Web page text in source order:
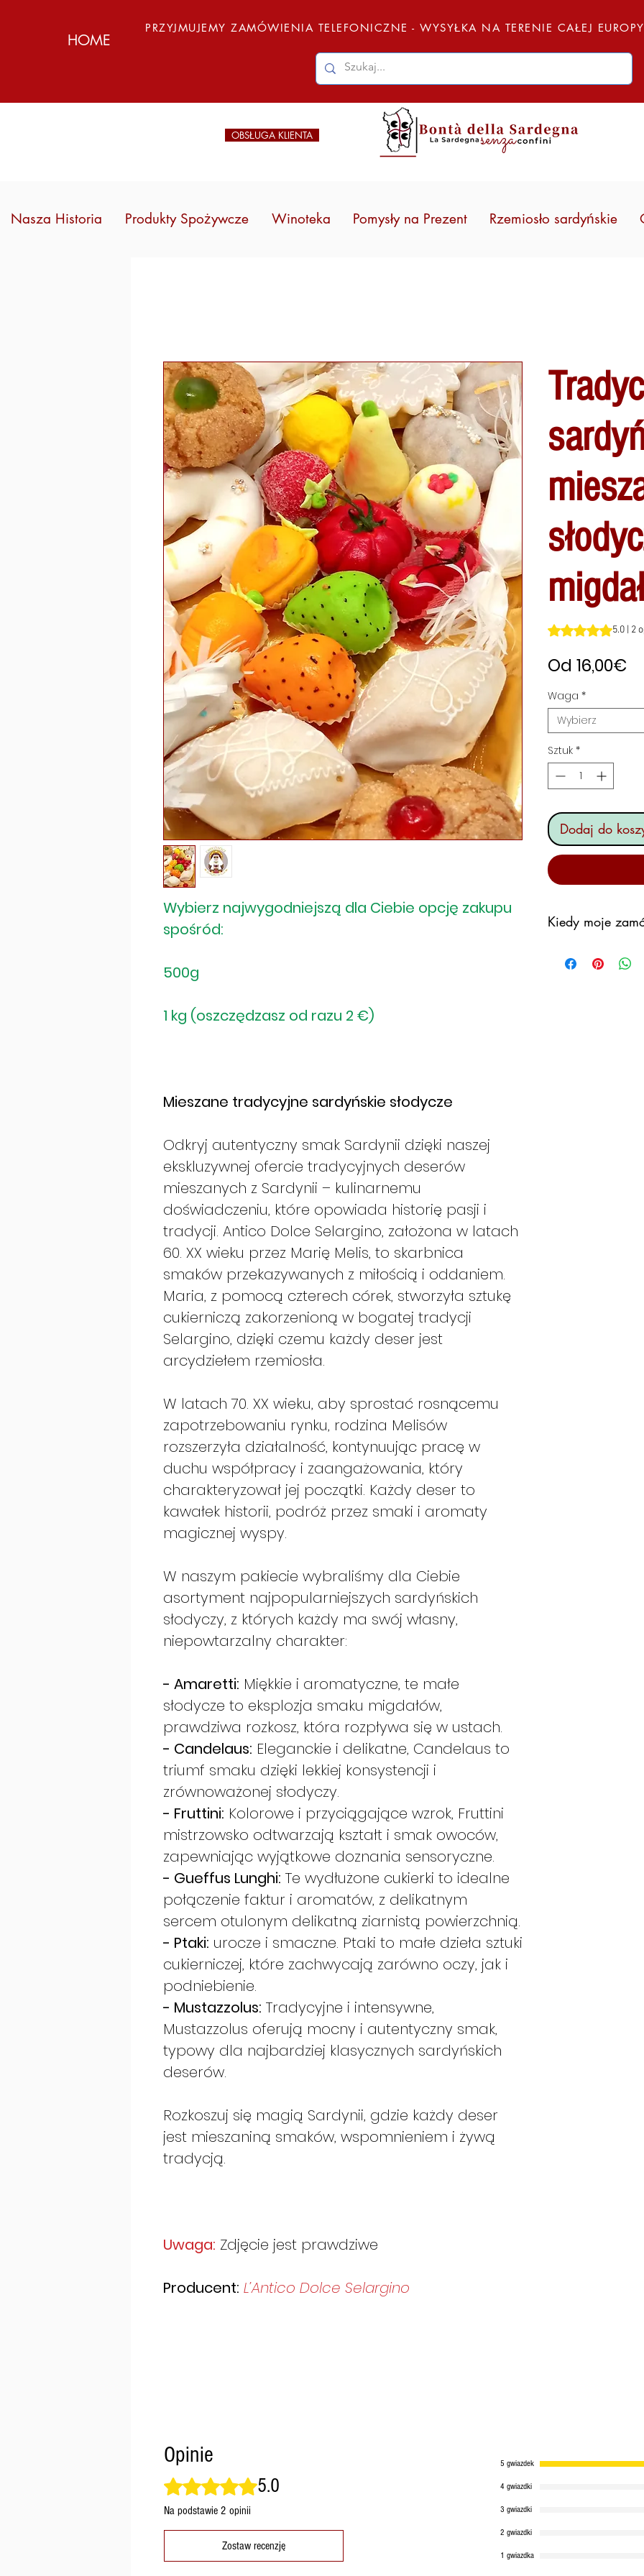
HOME
PRZYJMUJEMY ZAMÓWIENIA TELEFONICZNE - WYSYŁKA NA TERENIE CAŁEJ
OBSŁUGA KLIENTA
Nasza Historia Produkty Spożywcze Winoteka Pomysły na Prezent Rzemiosło sardyńskie
Wybierz najwygodniejszą dla Ciebie opcję zakupu
spośród:
500g
1 kg (oszczędzasz od razu 2 €)
Mieszane tradycyjne sardyńskie słodycze
Odkryj autentyczny smak Sardynii dzięki naszej
ekskluzywnej ofercie tradycyjnych deserów
mieszanych z Sardynii – kulinarnemu
doświadczeniu, które opowiada historię pasji i
tradycji. Antico Dolce Selargino, założona w latach
60. XX wieku przez Marię Melis, to skarbnica
smaków przekazywanych z miłością i oddaniem.
Maria, z pomocą czterech córek, stworzyła sztukę
cukierniczą zakorzenioną w bogatej tradycji
Selargino, dzięki czemu każdy deser jest
arcydziełem rzemiosła.
W latach 70. XX wieku, aby sprostać rosnącemu
zapotrzebowaniu rynku, rodzina Melisów
rozszerzyła działalność, kontynuując pracę w
duchu współpracy i zaangażowania, który
charakteryzował jej początki. Każdy deser to
kawałek historii, podróż przez smaki i aromaty
magicznej wyspy.
W naszym pakiecie wybraliśmy dla Ciebie
asortyment najpopularniejszych sardyńskich
słodyczy, z których każdy ma swój własny,
niepowtarzalny charakter:
- Amaretti: Miękkie i aromatyczne, te małe
słodycze to eksplozja smaku migdałów,
prawdziwa rozkosz, która rozpływa się w ustach.
- Candelaus: Eleganckie i delikatne, Candelaus to
triumf smaku dzięki lekkiej konsystencji i
zrównoważonej słodyczy.
- Fruttini: Kolorowe i przyciągające wzrok, Fruttini
mistrzowsko odtwarzają kształt i smak owoców,
zapewniając wyjątkowe doznania sensoryczne.
- Gueffus Lunghi: Te wydłużone cukierki to idealne
połączenie faktur i aromatów, z delikatnym
sercem otulonym delikatną ziarnistą powierzchnią.
- Ptaki: urocze i smaczne. Ptaki to małe dzieła sztuki
cukierniczej, które zachwycają zarówno oczy, jak i
podniebienie.
- Mustazzolus: Tradycyjne i intensywne,
Mustazzolus oferują mocny i autentyczny smak,
typowy dla najbardziej klasycznych sardyńskich
deserów.
Rozkoszuj się magią Sardynii, gdzie każdy deser
jest mieszaniną smaków, wspomnieniem i żywą
tradycją.
Uwaga: Zdjęcie jest prawdziwe
Producent: L’Antico Dolce Selargino
Ocena to 5.0 na
5.0 | 2
Od 16,00€
Waga *
Wybierz
Sztuk *
Dodaj do
Kiedy moje
zamówienia tak
Opinie
Oceniono na 5 z 5 gwiazdek.
5.0
Na podstawie 2 opinii
Zostaw recenzję
5 gwiazdek
4 gwiazdki
3 gwiazdki
2 gwiazdki
1 gwiazdka